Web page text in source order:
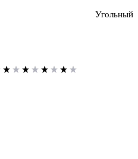
Угольный